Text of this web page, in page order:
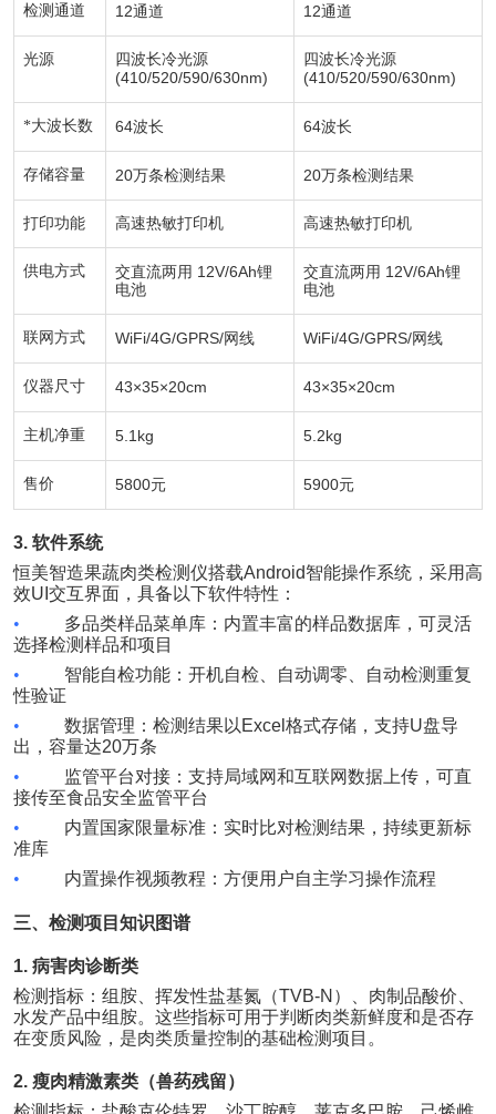
检测通道 12通道 12通道
光源 四波长冷光源
(410/520/590/630nm)
四波长冷光源
(410/520/590/630nm)
*大波长数 64波长 64波长
存储容量 20万条检测结果 20万条检测结果
打印功能 高速热敏打印机 高速热敏打印机
供电方式 交直流两用 12V/6Ah锂
电池
交直流两用 12V/6Ah锂
电池
联网方式 WiFi/4G/GPRS/网线 WiFi/4G/GPRS/网线
仪器尺寸 43×35×20cm 43×35×20cm
主机净重 5.1kg 5.2kg
售价 5800元 5900元
3. 软件系统
恒美智造果蔬肉类检测仪搭载Android智能操作系统，采用高
效UI 交互界面，具备以下软件特性：
•
多品类样品菜单库：内置丰富的样品数据库，可灵活
选择检测样品和项目
•
智能自检功能：开机自检、自动调零、自动检测重复
性验证
•
数据管理：检测结果以 Excel 格式存储，支持U盘导
出，容量达20万条
•
监管平台对接：支持局域网和互联网数据上传，可直
接传至食品安全监管平台
•
内置国家限量标准：实时比对检测结果，持续更新标
准库
•
内置操作视频教程：方便用户自主学习操作流程
三、检测项目知识图谱
1. 病害肉诊断类
检测指标：组胺、挥发性盐基氮（TVB-N ）、肉制品酸价、
水发产品中组胺。这些指标可用于判断肉类新鲜度和是否存
在变质风险，是肉类质量控制的基础检测项目。
2. 瘦肉精激素类（兽药残留）